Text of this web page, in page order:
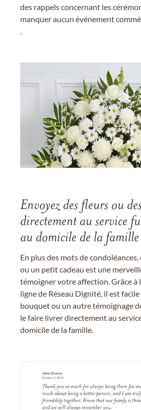
des rappels concernant les
manquer aucun événement
Envoyez des fleurs ou
directement au service
au domicile de la famille
En plus des mots de
ou un petit cadeau est une
témoigner votre affection. Grâce à
ligne de Réseau Dignité, il est
bouquet ou un autre témoignage
le faire livrer directement au
domicile de la famille.